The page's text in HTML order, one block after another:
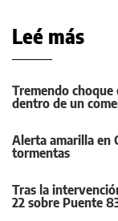
Leé más
Tremendo
dentro de un
Alerta amarilla en
tormentas
Tras la
22 sobre Puente